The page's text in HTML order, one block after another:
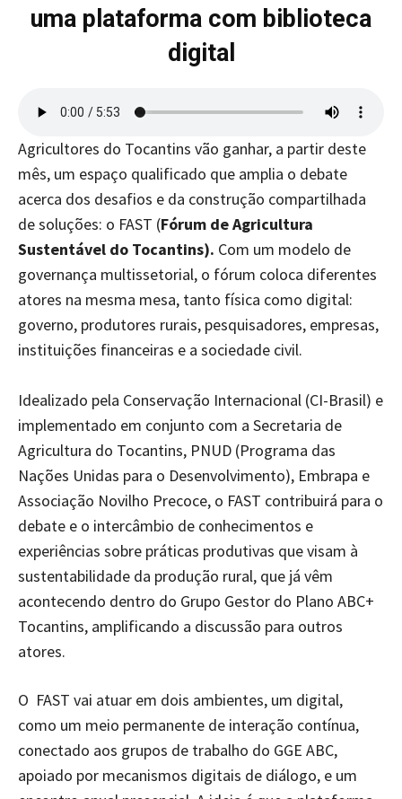
uma plataforma com biblioteca
digital
Agricultores do Tocantins vão ganhar, a partir deste
mês, um espaço qualificado que amplia o debate
acerca dos desafios e da construção compartilhada
de soluções: o FAST (Fórum de Agricultura
Sustentável do Tocantins). Com um modelo de
governança multissetorial, o fórum coloca diferentes
atores na mesma mesa, tanto física como digital:
governo, produtores rurais, pesquisadores, empresas,
instituições financeiras e a sociedade civil.
Idealizado pela Conservação Internacional (CI-Brasil) e
implementado em conjunto com a Secretaria de
Agricultura do Tocantins, PNUD (Programa das
Nações Unidas para o Desenvolvimento), Embrapa e
Associação Novilho Precoce, o FAST contribuirá para o
debate e o intercâmbio de conhecimentos e
experiências sobre práticas produtivas que visam à
sustentabilidade da produção rural, que já vêm
acontecendo dentro do Grupo Gestor do Plano ABC+
Tocantins, amplificando a discussão para outros
atores.
O FAST vai atuar em dois ambientes, um digital,
como um meio permanente de interação contínua,
conectado aos grupos de trabalho do GGE ABC,
apoiado por mecanismos digitais de diálogo, e um